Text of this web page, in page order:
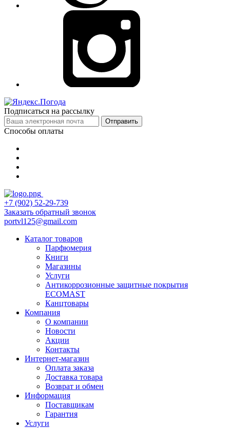
Подписаться на рассылку
Отправить
Способы оплаты
+7 (902) 52-29-739
Заказать обратный звонок
portvl125@gmail.com
Каталог товаров
Парфюмерия
Книги
Магазины
Услуги
Антикоррозионные защитные покрытия
ECOMAST
Канцтовары
Компания
О компании
Новости
Акции
Контакты
Интернет-магазин
Оплата заказа
Доставка товара
Возврат и обмен
Информация
Поставщикам
Гарантия
Услуги